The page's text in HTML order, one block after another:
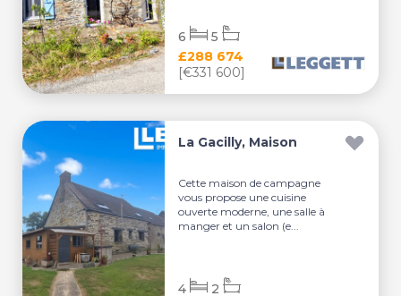
£288 674
[€331 600]
6 5
La Gacilly, Maison
Cette maison de campagne
vous propose une cuisine
ouverte moderne, une salle à
manger et un salon (e...
4 2